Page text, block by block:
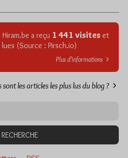
a reçu 1 441 visites et
(Source : Pirsch.io)
Plus d’informations
sont les articles les plus lus du blog ?